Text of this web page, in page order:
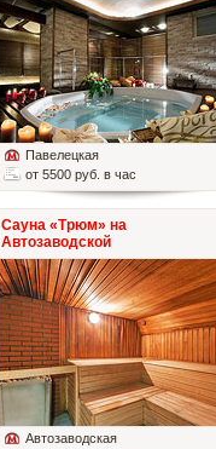
Павелецкая
от 5500 руб. в час
Сауна «Трюм» на
Автозаводской
Автозаводская